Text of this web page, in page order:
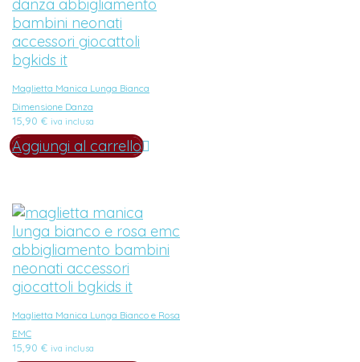
Maglietta Manica Lunga Bianca
Dimensione Danza
15,90 € iva inclusa
Aggiungi al carrello
Maglietta Manica Lunga Bianco e Rosa
EMC
15,90 € iva inclusa